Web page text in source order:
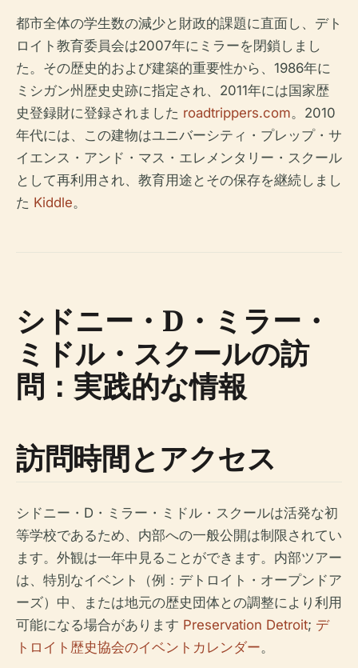
都市全体の学生数の減少と財政的課題に直面し、デト
ロイト教育委員会は2007年にミラーを閉鎖しまし
た。その歴史的および建築的重要性から、1986年に
ミシガン州歴史史跡に指定され、2011年には国家歴
史登録財に登録されました roadtrippers.com。2010
年代には、この建物はユニバーシティ・プレップ・サ
イエンス・アンド・マス・エレメンタリー・スクール
として再利用され、教育用途とその保存を継続しまし
た Kiddle。
シドニー・D・ミラー・
ミドル・スクールの訪
問：実践的な情報
訪問時間とアクセス
シドニー・D・ミラー・ミドル・スクールは活発な初
等学校であるため、内部への一般公開は制限されてい
ます。外観は一年中見ることができます。内部ツアー
は、特別なイベント（例：デトロイト・オープンドア
ーズ）中、または地元の歴史団体との調整により利用
可能になる場合があります Preservation Detroit; デ
トロイト歴史協会のイベントカレンダー。